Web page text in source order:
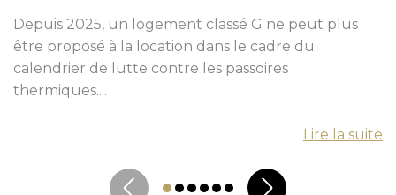
Depuis 2025, un logement classé G ne peut plus
être proposé à la location dans le cadre du
calendrier de lutte contre les passoires
thermiques....
Lire la suite